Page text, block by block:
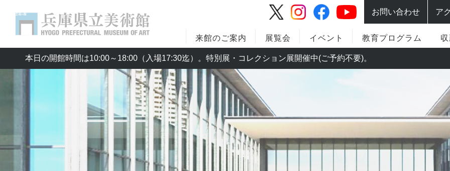
お問い合わせ ア
来館のご案内 展覧会 イベント 教育プログラム
本日の開館時間は10:00～18:00（入場17:30迄）。特別展・コレクション展開催中(ご予約不要)。